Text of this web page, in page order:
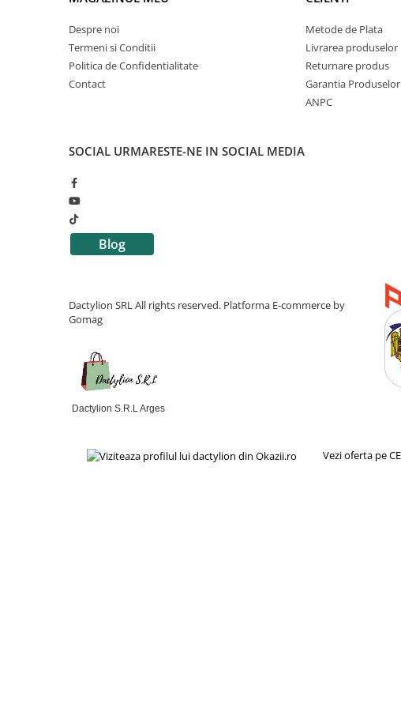
Despre noi
Termeni si Conditii
Politica de Confidentialitate
Contact
Metode de Plata
Livrarea produselor
Returnare produs
Garantia Produselor
ANPC
SOCIAL URMARESTE-NE IN SOCIAL MEDIA
Blog
Dactylion SRL All rights reserved. Platforma E-commerce by
Gomag
Dactylion S.R.L Arges
Vezi oferta pe